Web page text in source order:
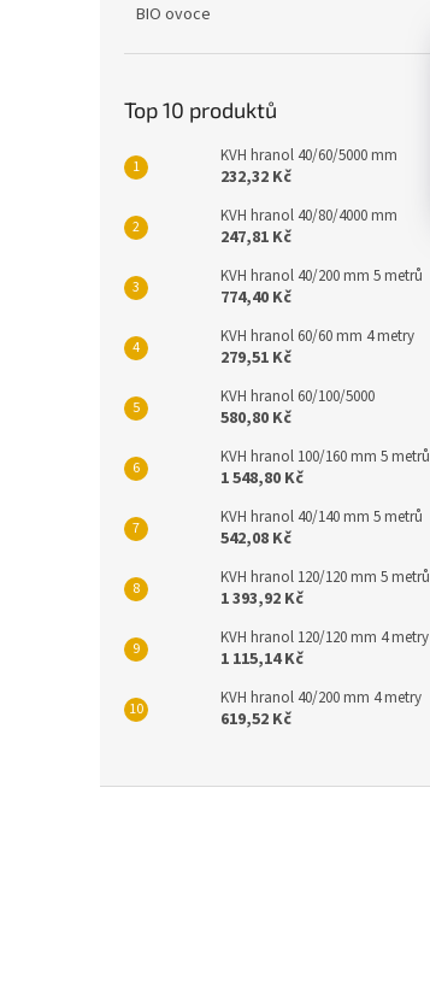
BIO ovoce
Top 10 produktů
KVH hranol 40/60/5000 mm
232,32 Kč
KVH hranol 40/80/4000 mm
247,81 Kč
KVH hranol 40/200 mm 5 metrů
774,40 Kč
KVH hranol 60/60 mm 4 metry
279,51 Kč
KVH hranol 60/100/5000
580,80 Kč
KVH hranol 100/160 mm 5 metrů
1 548,80 Kč
KVH hranol 40/140 mm 5 metrů
542,08 Kč
KVH hranol 120/120 mm 5 metrů
1 393,92 Kč
KVH hranol 120/120 mm 4 metry
1 115,14 Kč
KVH hranol 40/200 mm 4 metry
619,52 Kč